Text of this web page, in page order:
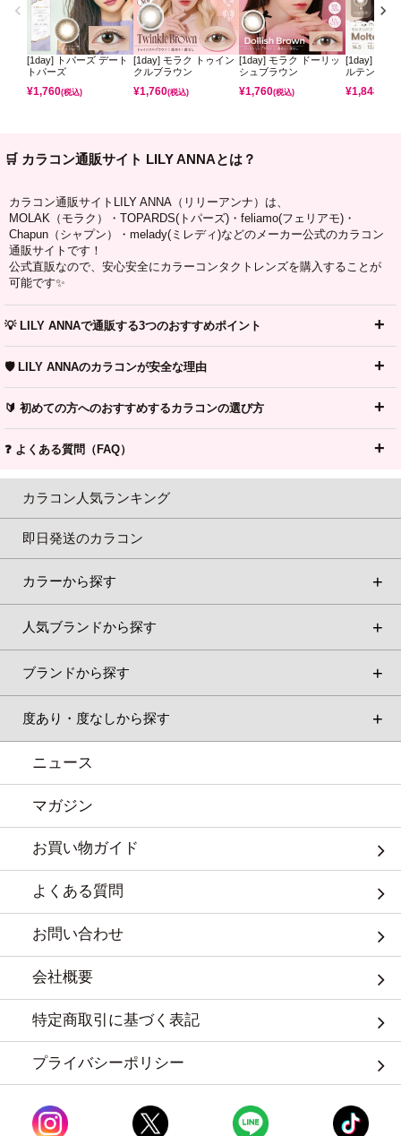
[1day] トパーズ デート
トパーズ
¥1,760(税込)
[1day] モラク トゥイン
クルブラウン
¥1,760(税込)
[1day] モラク ドーリッ
シュブラウン
¥1,760(税込)
[1day] コフ
ルテンパフ
¥1,848
🛒 カラコン通販サイト LILY ANNAとは？
カラコン通販サイトLILY ANNA（リリーアンナ）は、
MOLAK（モラク）・TOPARDS(トパーズ)・feliamo(フェリアモ)・
Chapun（シャプン）・melady(ミレディ)などのメーカー公式のカラコン
通販サイトです！
公式直販なので、安心安全にカラーコンタクトレンズを購入することが
可能です✨
💡 LILY ANNAで通販する3つのおすすめポイント
🛡️ LILY ANNAのカラコンが安全な理由
🔰 初めての方へのおすすめするカラコンの選び方
❓ よくある質問（FAQ）
カラコン人気ランキング
即日発送のカラコン
カラーから探す
人気ブランドから探す
ブランドから探す
度あり・度なしから探す
ニュース
マガジン
お買い物ガイド
よくある質問
お問い合わせ
会社概要
特定商取引に基づく表記
プライバシーポリシー